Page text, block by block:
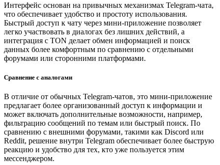
Интерфейс основан на привычных механизмах Telegram-чата,
что обеспечивает удобство и простоту использования.
Быстрый доступ к чату через мини-приложение позволяет
легко участвовать в диалогах без лишних действий, а
интеграция с TON делает обмен информацией и поиск
данных более комфортным по сравнению с отдельными
форумами или сторонними платформами.
Сравнение с аналогами
В отличие от обычных Telegram-чатов, это мини-приложение
предлагает более организованный доступ к информации и
может включать дополнительные возможности, например,
фильтрацию сообщений по темам или быстрый поиск. По
сравнению с внешними форумами, такими как Discord или
Reddit, решение внутри Telegram обеспечивает более быструю
реакцию и удобство для тех, кто уже пользуется этим
мессенджером.